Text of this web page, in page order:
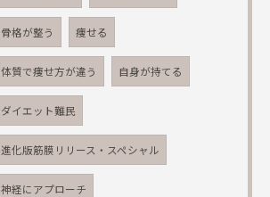
骨格が整う 痩せる
体質で痩せ方が違う 自身が持てる
ダイエット難民
進化版筋膜リリース・スペシャル
神経にアプローチ